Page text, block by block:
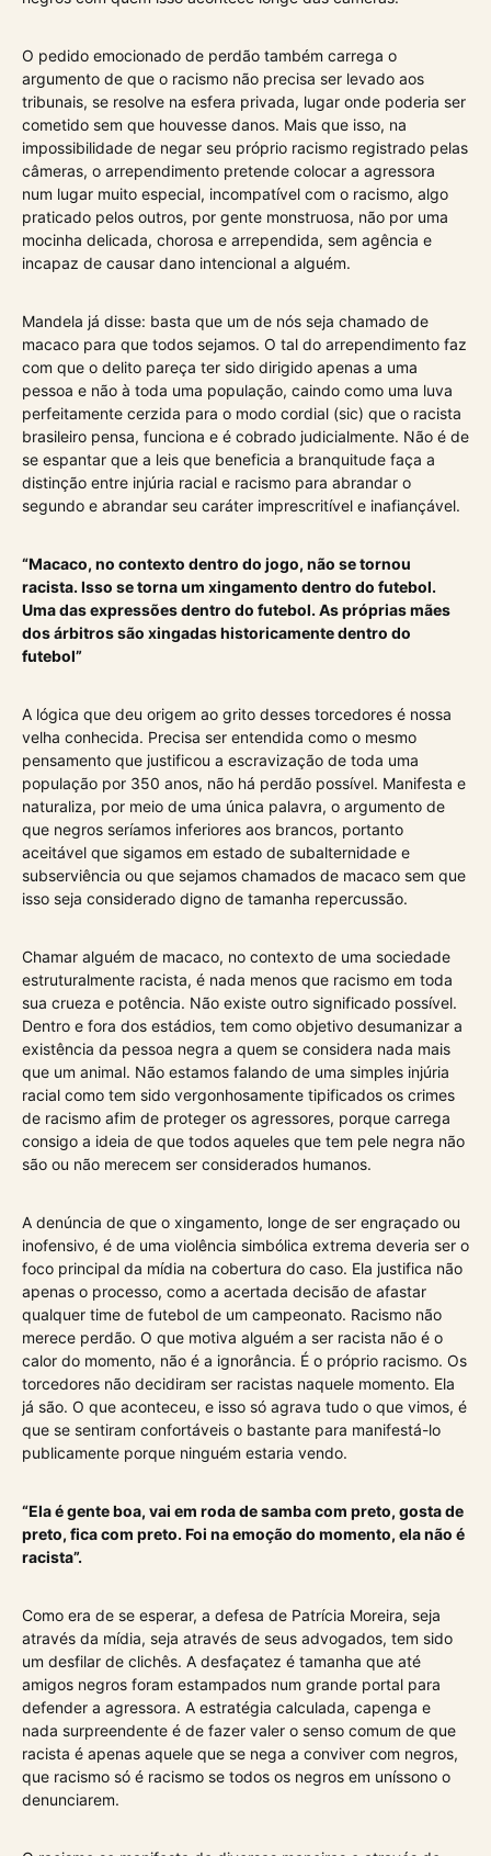
O pedido emocionado de perdão também carrega o
argumento de que o racismo não precisa ser levado aos
tribunais, se resolve na esfera privada, lugar onde poderia ser
cometido sem que houvesse danos. Mais que isso, na
impossibilidade de negar seu próprio racismo registrado pelas
câmeras, o arrependimento pretende colocar a agressora
num lugar muito especial, incompatível com o racismo, algo
praticado pelos outros, por gente monstruosa, não por uma
mocinha delicada, chorosa e arrependida, sem agência e
incapaz de causar dano intencional a alguém.
Mandela já disse: basta que um de nós seja chamado de
macaco para que todos sejamos. O tal do arrependimento faz
com que o delito pareça ter sido dirigido apenas a uma
pessoa e não à toda uma população, caindo como uma luva
perfeitamente cerzida para o modo cordial (sic) que o racista
brasileiro pensa, funciona e é cobrado judicialmente. Não é de
se espantar que a leis que beneficia a branquitude faça a
distinção entre injúria racial e racismo para abrandar o
segundo e abrandar seu caráter imprescritível e inafiançável.
“Macaco, no contexto dentro do jogo, não se tornou
racista. Isso se torna um xingamento dentro do futebol.
Uma das expressões dentro do futebol. As próprias mães
dos árbitros são xingadas historicamente dentro do
futebol”
A lógica que deu origem ao grito desses torcedores é nossa
velha conhecida. Precisa ser entendida como o mesmo
pensamento que justificou a escravização de toda uma
população por 350 anos, não há perdão possível. Manifesta e
naturaliza, por meio de uma única palavra, o argumento de
que negros seríamos inferiores aos brancos, portanto
aceitável que sigamos em estado de subalternidade e
subserviência ou que sejamos chamados de macaco sem que
isso seja considerado digno de tamanha repercussão.
Chamar alguém de macaco, no contexto de uma sociedade
estruturalmente racista, é nada menos que racismo em toda
sua crueza e potência. Não existe outro significado possível.
Dentro e fora dos estádios, tem como objetivo desumanizar a
existência da pessoa negra a quem se considera nada mais
que um animal. Não estamos falando de uma simples injúria
racial como tem sido vergonhosamente tipificados os crimes
de racismo afim de proteger os agressores, porque carrega
consigo a ideia de que todos aqueles que tem pele negra não
são ou não merecem ser considerados humanos.
A denúncia de que o xingamento, longe de ser engraçado ou
inofensivo, é de uma violência simbólica extrema deveria ser o
foco principal da mídia na cobertura do caso. Ela justifica não
apenas o processo, como a acertada decisão de afastar
qualquer time de futebol de um campeonato. Racismo não
merece perdão. O que motiva alguém a ser racista não é o
calor do momento, não é a ignorância. É o próprio racismo. Os
torcedores não decidiram ser racistas naquele momento. Ela
já são. O que aconteceu, e isso só agrava tudo o que vimos, é
que se sentiram confortáveis o bastante para manifestá-lo
publicamente porque ninguém estaria vendo.
“Ela é gente boa, vai em roda de samba com preto, gosta de
preto, fica com preto. Foi na emoção do momento, ela não é
racista”.
Como era de se esperar, a defesa de Patrícia Moreira, seja
através da mídia, seja através de seus advogados, tem sido
um desfilar de clichês. A desfaçatez é tamanha que até
amigos negros foram estampados num grande portal para
defender a agressora. A estratégia calculada, capenga e
nada surpreendente é de fazer valer o senso comum de que
racista é apenas aquele que se nega a conviver com negros,
que racismo só é racismo se todos os negros em uníssono o
denunciarem.